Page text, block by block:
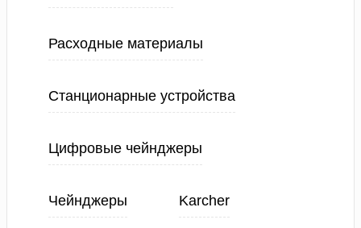
Расходные материалы
Станционарные устройства
Цифровые чейнджеры
Чейнджеры Karcher